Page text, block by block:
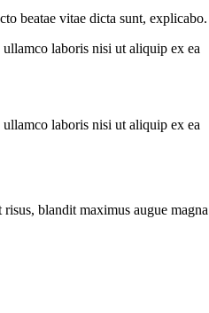
beatae vitae dicta sunt, explicabo.
laboris nisi ut aliquip ex ea
laboris nisi ut aliquip ex ea
blandit maximus augue magna